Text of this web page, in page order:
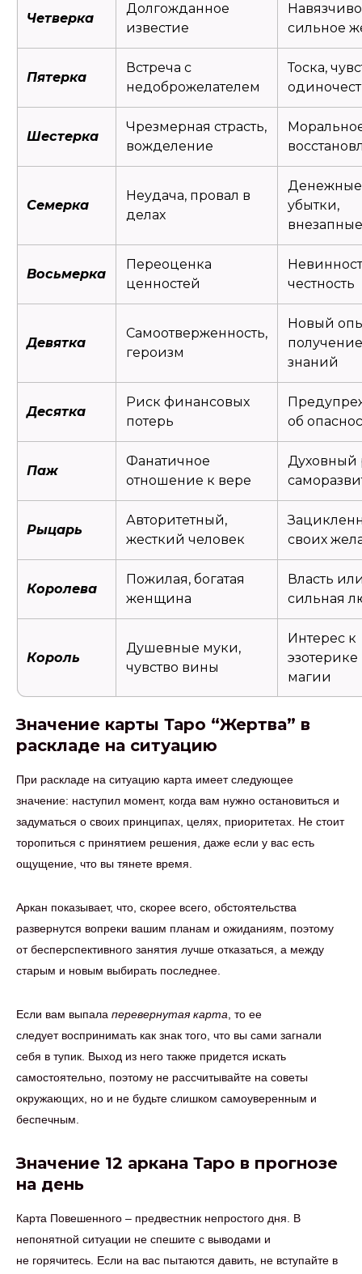
Четверка
Долгожданное
известие
сильное
Пятерка
Встреча с
недоброжелателем
Тоска,
Шестерка
Чрезмерная страсть,
вожделение
Семерка
Неудача, провал в
делах
Денежные
убытки,
Восьмерка
Переоценка
ценностей
честность
Девятка
Самоотверженность,
героизм
Новый
получение
знаний
Десятка
Риск финансовых
потерь
об
Паж
Фанатичное
отношение к вере
Духовный
Рыцарь
Авторитетный,
жесткий человек
своих
Королева
Пожилая, богатая
женщина
Власть
сильная
Король
Душевные муки,
чувство вины
Интерес к
магии
Значение карты Таро “Жертва” в
раскладе на ситуацию
При раскладе на ситуацию карта имеет следующее
значение: наступил момент, когда вам нужно остановиться и
задуматься о своих принципах, целях, приоритетах. Не стоит
торопиться с принятием решения, даже если у вас есть
ощущение, что вы тянете время.
Аркан показывает, что, скорее всего, обстоятельства
развернутся вопреки вашим планам и ожиданиям, поэтому
от бесперспективного занятия лучше отказаться, а между
старым и новым выбирать последнее.
Если вам выпала перевернутая карта , то ее
следует воспринимать как знак того, что вы сами загнали
себя в тупик. Выход из него также придется искать
самостоятельно, поэтому не рассчитывайте на советы
окружающих, но и не будьте слишком самоуверенным и
беспечным.
Значение 12 аркана Таро в прогнозе
на день
Карта Повешенного – предвестник непростого дня. В
непонятной ситуации не спешите с выводами и
не горячитесь. Если на вас пытаются давить, не вступайте в